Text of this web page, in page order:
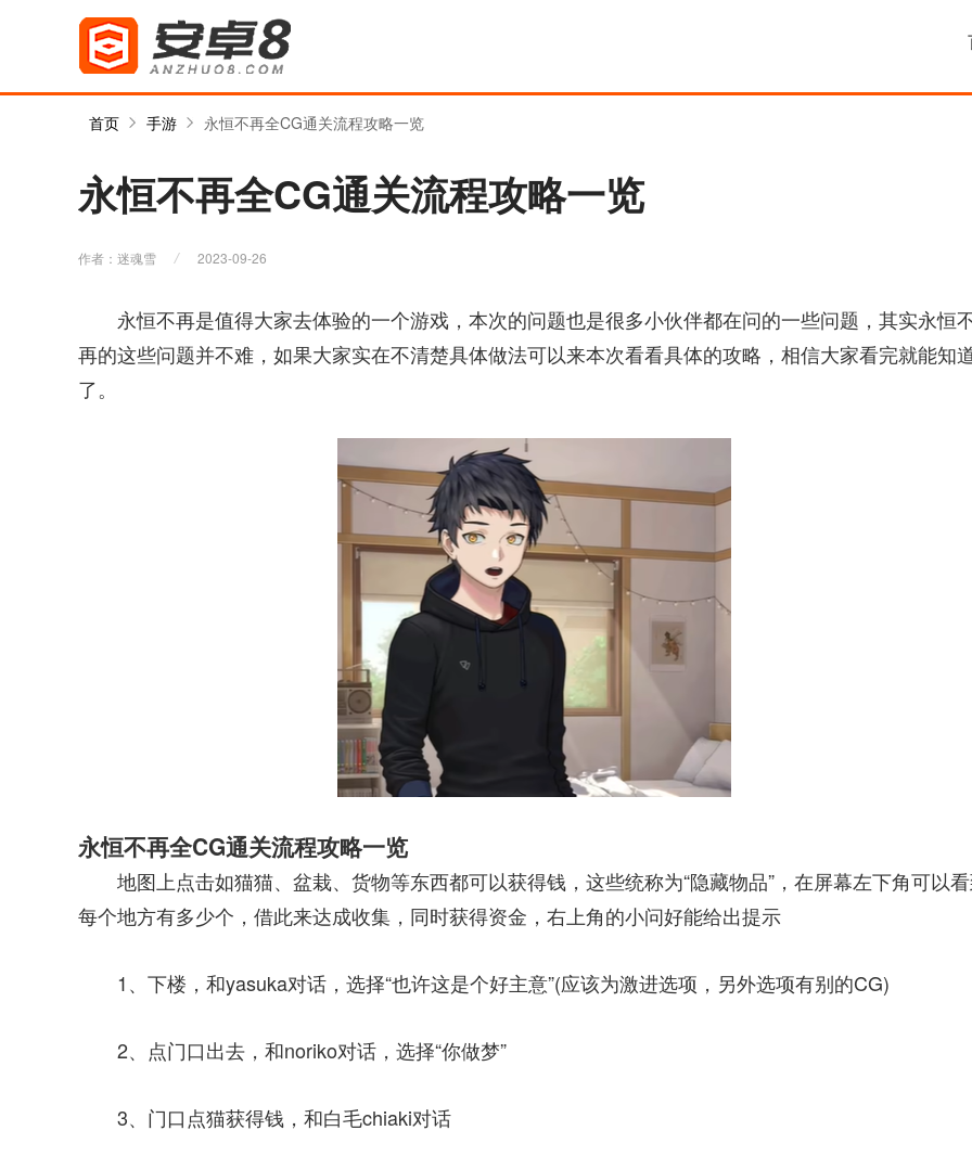
首页 手游 永恒不再全CG通关流程攻略一览
永恒不再全CG通关流程攻略一览
作者：迷魂雪 2023-09-26
永恒不再是值得大家去体验的一个游戏，本次的问题也是很多小伙伴都在问的一些问题，其实永恒
再的这些问题并不难，如果大家实在不清楚具体做法可以来本次看看具体的攻略，相信大家看完就能知
了。
永恒不再全CG通关流程攻略一览
地图上点击如猫猫、盆栽、货物等东西都可以获得钱，这些统称为“隐藏物品”，在屏幕左下角可以
每个地方有多少个，借此来达成收集，同时获得资金，右上角的小问好能给出提示
1、下楼，和yasuka对话，选择“也许这是个好主意”(应该为激进选项，另外选项有别的CG)
2、点门口出去，和noriko对话，选择“你做梦”
3、门口点猫获得钱，和白毛chiaki对话